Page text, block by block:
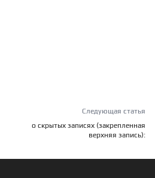
Следующая статья
о скрытых записях (закрепленная
верхняя запись):